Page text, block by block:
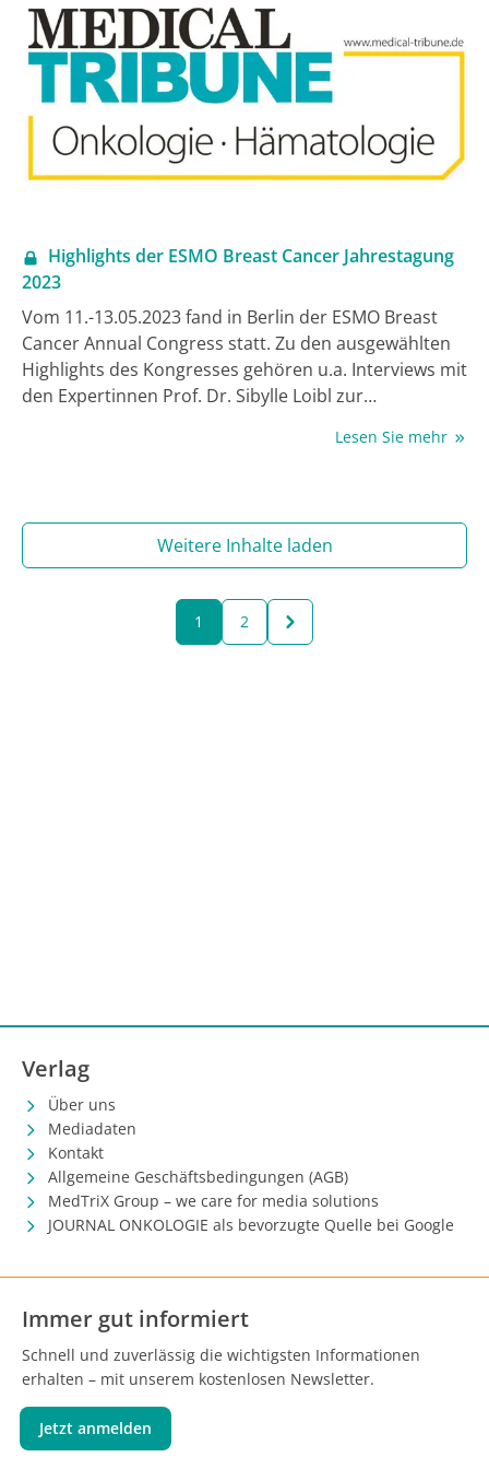
Highlights der ESMO Breast Cancer Jahrestagung
2023
Vom 11.-13.05.2023 fand in Berlin der ESMO Breast
Cancer Annual Congress statt. Zu den ausgewählten
Highlights des Kongresses gehören u.a. Interviews mit
den Expertinnen Prof. Dr. Sibylle Loibl zur
Prof. Dr. Nadia Harbeck zur „OptimalenLesen Sie mehr
Weitere Inhalte laden
1 2
Verlag
Über uns
Mediadaten
Kontakt
Allgemeine Geschäftsbedingungen (AGB)
MedTriX Group – we care for media solutions
JOURNAL ONKOLOGIE als bevorzugte Quelle bei Google
Immer gut informiert
Schnell und zuverlässig die wichtigsten Informationen
erhalten – mit unserem kostenlosen Newsletter.
Jetzt anmelden